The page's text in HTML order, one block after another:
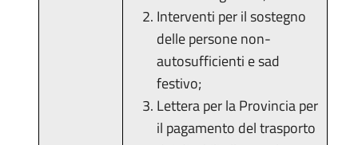
Interventi per il sostegno
delle persone non-
autosufficienti e sad
festivo;
Lettera per la Provincia per
il pagamento del trasporto